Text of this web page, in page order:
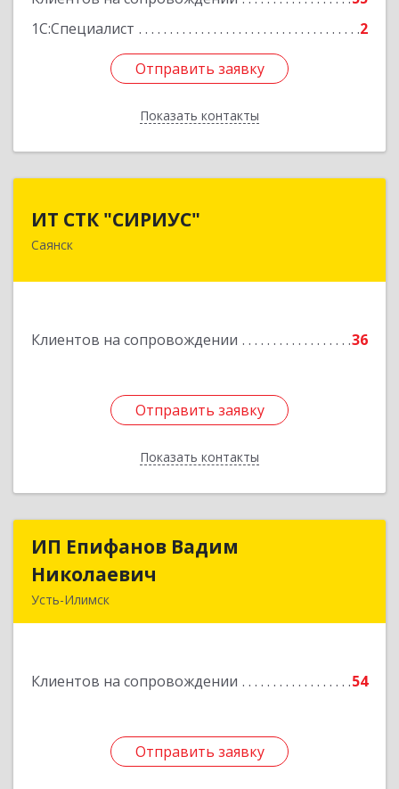
1С:Специалист
2
Отправить заявку
Показать контакты
Отправить заявку
Назад
ИТ СТК "СИРИУС"
Саянск
Клиентов на сопровождении 36
Отправить заявку
Показать контакты
666303, Иркутская обл, Саянск г, Юбилейный
Отправить заявку
Назад
ИП Епифанов Вадим
Николаевич
Усть-Илимск
Клиентов на сопровождении 54
Отправить заявку
ИП Епифанов Вадим
Подробнее
Отправить заявку